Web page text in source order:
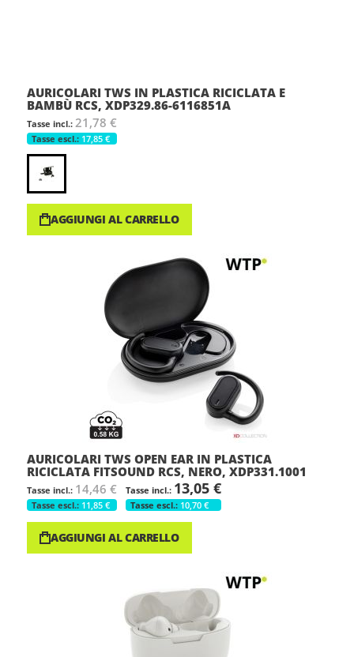
AURICOLARI TWS IN PLASTICA RICICLATA E
BAMBÙ RCS, XDP329.86-6116851A
21,78 €
17,85 €
AGGIUNGI AL CARRELLO
AURICOLARI TWS OPEN EAR IN PLASTICA
RICICLATA FITSOUND RCS, NERO, XDP331.1001
14,46 €
11,85 €
13,05 €
10,70 €
AGGIUNGI AL CARRELLO